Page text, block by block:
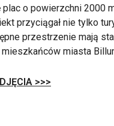
plac o powierzchni 2000
przyciągał nie tylko
przestrzenie mają
miasta
>>>